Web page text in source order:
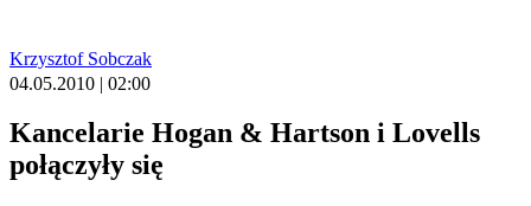
Krzysztof Sobczak
04.05.2010 | 02:00
Kancelarie Hogan & Hartson i Lovells
połączyły się